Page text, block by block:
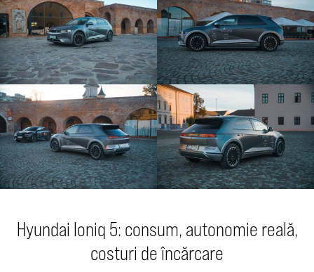
Hyundai Ioniq 5: consum, autonomie reală,
costuri de încărcare